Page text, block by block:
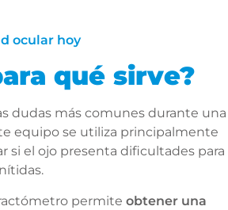
ocular hoy
qué sirve?
dudas más comunes durante una
equipo se utiliza principalmente
si el ojo presenta dificultades para
permite obtener una